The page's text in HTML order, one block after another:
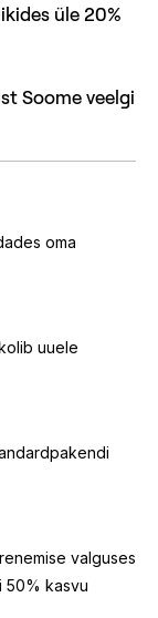
üle 20%
Soome veelgi
oma
uuele
valguses
50% kasvu